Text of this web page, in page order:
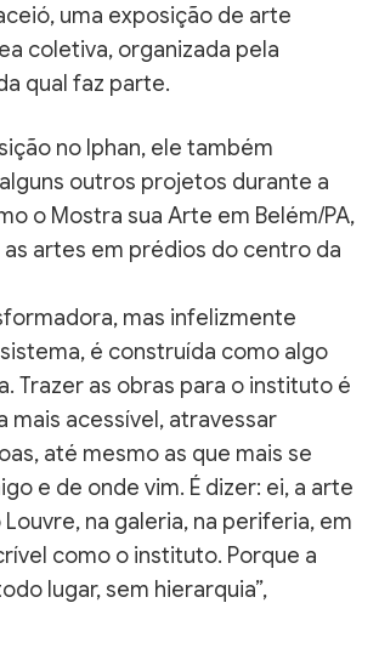
uma exposição de arte
coletiva, organizada pela
qual faz parte.
no Iphan, ele também
outros projetos durante a
o Mostra sua Arte em Belém/PA,
artes em prédios do centro da
mas infelizmente
é construída como algo
Trazer as obras para o instituto é
mais acessível, atravessar
até mesmo as que mais se
e de onde vim. É dizer: ei, a arte
na galeria, na periferia, em
como o instituto. Porque a
lugar, sem hierarquia”,